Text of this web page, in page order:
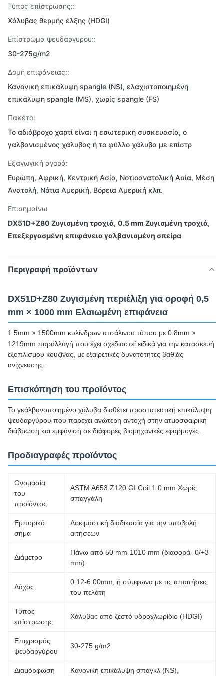
Τύπος επίστρωσης::
Χάλυβας θερμής έλξης (HDGI)
Επίστρωμα ψευδάργυρου::
30-275g/m2
Δομή επιφάνειας::
Κανονική επικάλυψη spangle (NS), ελαχιστοποιημένη
επικάλυψη spangle (MS), χωρίς spangle (FS)
Πακέτο:
Το αδιάβροχο χαρτί είναι η εσωτερική συσκευασία, ο
γαλβανισμένος χάλυβας ή το φύλλο χάλυβα με επίστρ
Εξαγωγική αγορά:
Ευρώπη, Αφρική, Κεντρική Ασία, Νοτιοανατολική Ασία, Μέση
Ανατολή, Νότια Αμερική, Βόρεια Αμερική κλπ.
Επισημαίνω
DX51D+Z80 Ζυγισμένη τροχιά, 0.5 mm Ζυγισμένη τροχιά,
Επεξεργασμένη επιφάνεια γαλβανισμένη σπείρα
Περιγραφή προϊόντων
DX51D+Z80 Ζυγισμένη περιέλιξη για οροφή 0,5
mm × 1000 mm Ελαιωμένη επιφάνεια
1.5mm × 1500mm κυλίνδρων ατσάλινου τύπου με 0.8mm ×
1219mm παραλλαγή που έχει σχεδιαστεί ειδικά για την κατασκευή
εξοπλισμού κουζίνας, με εξαιρετικές δυνατότητες βαθιάς
ανίχνευσης.
Επισκόπηση του προϊόντος
Το γκάλβανοποιημένο χάλυβα διαθέτει προστατευτική επικάλυψη
ψευδαργύρου που παρέχει ανώτερη αντοχή στην ατμοσφαιρική
διάβρωση.και εμφάνιση σε διάφορες βιομηχανικές εφαρμογές.
Προδιαγραφές προϊόντος
Ονομασία
του
προϊόντος
ASTM A653 Z120 GI Coil 1.0 mm Χωρίς
σπαγγάλη
Εμπορικό
σήμα
Δοκιμαστική διαδικασία για την υποβολή
αιτήσεων
Διάμετρο
Πάνω από 50 mm-1010 mm (διαφορά -0/+3
mm)
Δάχος
0.12-6.00mm, ή σύμφωνα με τις απαιτήσεις
του πελάτη
Τύπος
επίστρωσης
Χάλυβας από ζεστό υδροχλωρίδιο (HDGI)
Επιχρισμός
ψευδαργύρου
30-275 g/m2
Διαμόρφωση Κανονική επικάλυψη σπαγκλ (NS),